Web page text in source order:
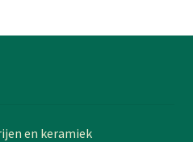
en keramiek